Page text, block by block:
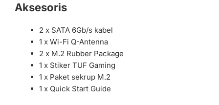
Aksesoris
2 x SATA 6Gb/s kabel
1 x Wi-Fi Q-Antenna
2 x M.2 Rubber Package
1 x Stiker TUF Gaming
1 x Paket sekrup M.2
1 x Quick Start Guide